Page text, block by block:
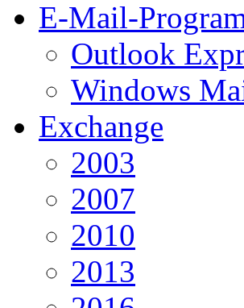
E-Mail-
Outlook
Windows
Exchange
2003
2007
2010
2013